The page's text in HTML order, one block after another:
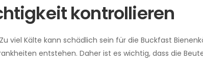
kontrollieren
viel Kälte kann schädlich sein für die Buckfast
entstehen. Daher ist es wichtig, dass die